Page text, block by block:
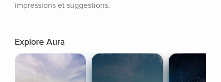
impressions et suggestions.
Explore Aura